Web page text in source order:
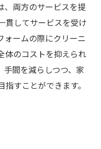
、両方のサービスを提
貫してサービスを受け
ォームの際にクリーニ
体のコストを抑えられ
手間を減らしつつ、家
すことができます。